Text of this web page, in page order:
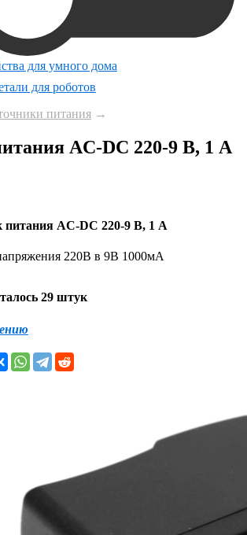
для умного дома
для роботов
питания →
AC-DC 220-9 В, 1 А
питания AC-DC 220-9 В, 1 А
220В в 9В 1000мА
29 штук